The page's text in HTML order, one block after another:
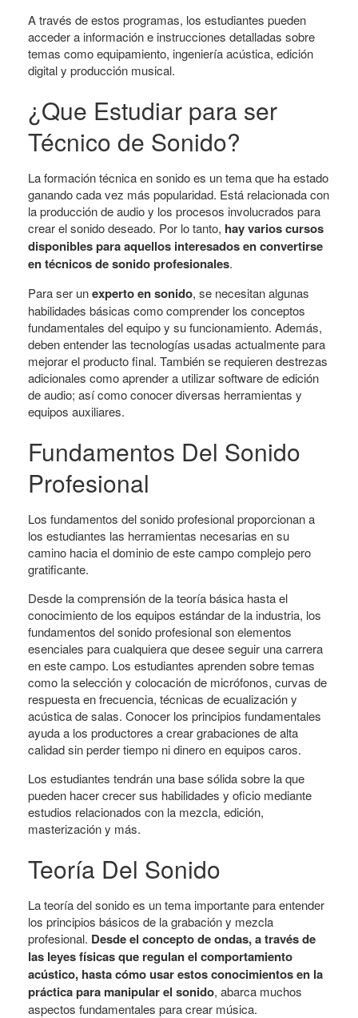
A través de estos programas, los estudiantes pueden
acceder a información e instrucciones detalladas sobre
temas como equipamiento, ingeniería acústica, edición
digital y producción musical.
¿Que Estudiar para ser
Técnico de Sonido?
La formación técnica en sonido es un tema que ha estado
ganando cada vez más popularidad. Está relacionada con
la producción de audio y los procesos involucrados para
crear el sonido deseado. Por lo tanto, hay varios cursos
disponibles para aquellos interesados ​​en convertirse
en técnicos de sonido profesionales.
Para ser unexperto en sonido, se necesitan algunas
habilidades básicas como comprender los conceptos
fundamentales del equipo y su funcionamiento. Además,
deben entender las tecnologías usadas actualmente para
mejorar el producto final. También se requieren destrezas
adicionales como aprender a utilizar software de edición
de audio; así como conocer diversas herramientas y
equipos auxiliares.
Fundamentos Del Sonido
Profesional
Los fundamentos del sonido profesional proporcionan a
los estudiantes las herramientas necesarias en su
camino hacia el dominio de este campo complejo pero
gratificante.
Desde la comprensión de la teoría básica hasta el
conocimiento de los equipos estándar de la industria, los
fundamentos del sonido profesional son elementos
esenciales para cualquiera que desee seguir una carrera
en este campo. Los estudiantes aprenden sobre temas
como la selección y colocación de micrófonos, curvas de
respuesta en frecuencia, técnicas de ecualización y
acústica de salas. Conocer los principios fundamentales
ayuda a los productores a crear grabaciones de alta
calidad sin perder tiempo ni dinero en equipos caros.
Los estudiantes tendrán una base sólida sobre la que
pueden hacer crecer sus habilidades y oficio mediante
estudios relacionados con la mezcla, edición,
masterización y más.
Teoría Del Sonido
La teoría del sonido es un tema importante para entender
los principios básicos de la grabación y mezcla
profesional. Desde el concepto de ondas, a través de
las leyes físicas que regulan el comportamiento
acústico, hasta cómo usar estos conocimientos en la
práctica para manipular el sonido, abarca muchos
aspectos fundamentales para crear música.